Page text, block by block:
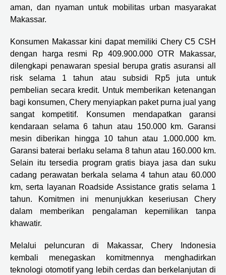
aman, dan nyaman untuk mobilitas urban masyarakat
Makassar.
Konsumen Makassar kini dapat memiliki Chery C5 CSH
dengan harga resmi Rp 409.900.000 OTR Makassar,
dilengkapi penawaran spesial berupa gratis asuransi all
risk selama 1 tahun atau subsidi Rp5 juta untuk
pembelian secara kredit. Untuk memberikan ketenangan
bagi konsumen, Chery menyiapkan paket purna jual yang
sangat kompetitif. Konsumen mendapatkan garansi
kendaraan selama 6 tahun atau 150.000 km. Garansi
mesin diberikan hingga 10 tahun atau 1.000.000 km.
Garansi baterai berlaku selama 8 tahun atau 160.000 km.
Selain itu tersedia program gratis biaya jasa dan suku
cadang perawatan berkala selama 4 tahun atau 60.000
km, serta layanan Roadside Assistance gratis selama 1
tahun. Komitmen ini menunjukkan keseriusan Chery
dalam memberikan pengalaman kepemilikan tanpa
khawatir.
Melalui peluncuran di Makassar, Chery Indonesia
kembali menegaskan komitmennya menghadirkan
teknologi otomotif yang lebih cerdas dan berkelanjutan di